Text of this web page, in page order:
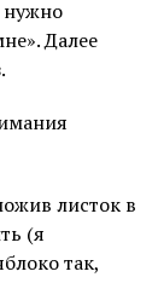
нужно
Далее
листок в
(я
так,